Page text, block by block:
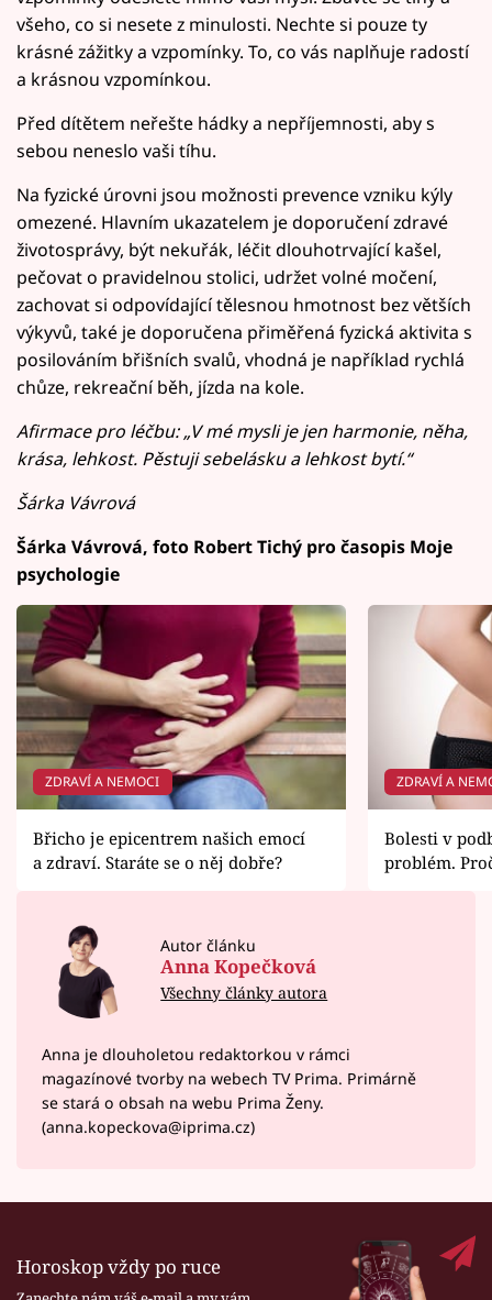
všeho, co si nesete z minulosti. Nechte si pouze ty
krásné zážitky a vzpomínky. To, co vás naplňuje radostí
a krásnou vzpomínkou.
Před dítětem neřešte hádky a nepříjemnosti, aby s
sebou neneslo vaši tíhu.
Na fyzické úrovni jsou možnosti prevence vzniku kýly
omezené. Hlavním ukazatelem je doporučení zdravé
životosprávy, být nekuřák, léčit dlouhotrvající kašel,
pečovat o pravidelnou stolici, udržet volné močení,
zachovat si odpovídající tělesnou hmotnost bez větších
výkyvů, také je doporučena přiměřená fyzická aktivita s
posilováním břišních svalů, vhodná je například rychlá
chůze, rekreační běh, jízda na kole.
Afirmace pro léčbu: „V mé mysli je jen harmonie, něha,
krása, lehkost. Pěstuji sebelásku a lehkost bytí.“
Šárka Vávrová
Šárka Vávrová, foto Robert Tichý pro časopis Moje
psychologie
ZDRAVÍ A NEMOCI
Břicho je epicentrem našich emocí
a zdraví. Staráte se o něj dobře?
ZDRAVÍ A
Bolesti v
problém.
Autor článku
Anna Kopečková
Všechny články autora
Anna je dlouholetou redaktorkou v rámci
magazínové tvorby na webech TV Prima. Primárně
se stará o obsah na webu Prima Ženy.
(anna.kopeckova@iprima.cz)
Horoskop vždy po ruce